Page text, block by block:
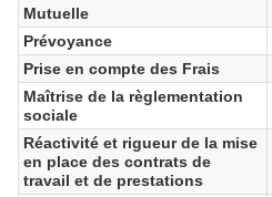
Mutuelle
Prévoyance
Prise en compte des Frais
Maîtrise de la règlementation
sociale
Réactivité et rigueur de la mise
en place des contrats de
travail et de prestations